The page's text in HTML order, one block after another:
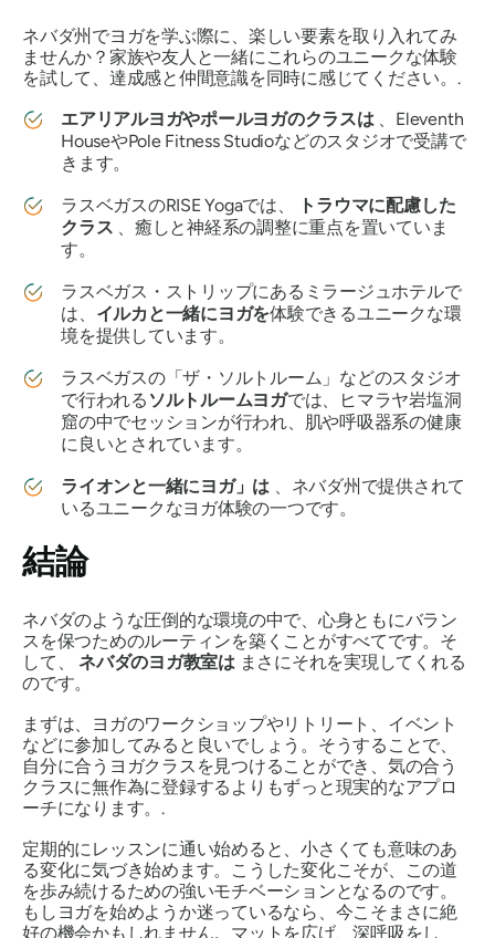
ネバダ州でヨガを学ぶ際に、楽しい要素を取り入れてみ
ませんか？家族や友人と一緒にこれらのユニークな体験
を試して、達成感と仲間意識を同時に感じてください。.
エアリアルヨガやポールヨガのクラスは 、Eleventh
HouseやPole Fitness Studioなどのスタジオで受講で
きます。
ラスベガスのRISE Yogaでは、
トラウマに配慮した
クラス 、癒しと神経系の調整に重点を置いていま
す。
ラスベガス・ストリップにあるミラージュホテルで
は、 イルカと一緒にヨガを体験できるユニークな環
境を提供しています。
ラスベガスの「ザ・ソルトルーム」などのスタジオ
で行われる ソルトルームヨガでは、ヒマラヤ岩塩洞
窟の中でセッションが行われ、肌や呼吸器系の健康
に良いとされています。
ライオンと一緒にヨガ」は 、ネバダ州で提供されて
いるユニークなヨガ体験の一つです。
結論
ネバダのような圧倒的な環境の中で、心身ともにバラン
スを保つためのルーティンを築くことがすべてです。そ
して、ネバダのヨガ教室はまさにそれを実現してくれる
のです。
まずは、ヨガのワークショップやリトリート、イベント
などに参加してみると良いでしょう。そうすることで、
自分に合うヨガクラスを見つけることができ、気の合う
クラスに無作為に登録するよりもずっと現実的なアプロ
ーチになります。.
定期的にレッスンに通い始めると、小さくても意味のあ
る変化に気づき始めます。こうした変化こそが、この道
を歩み続けるための強いモチベーションとなるのです。
もしヨガを始めようか迷っているなら、今こそまさに絶
好の機会かもしれません。マットを広げ、深呼吸をし